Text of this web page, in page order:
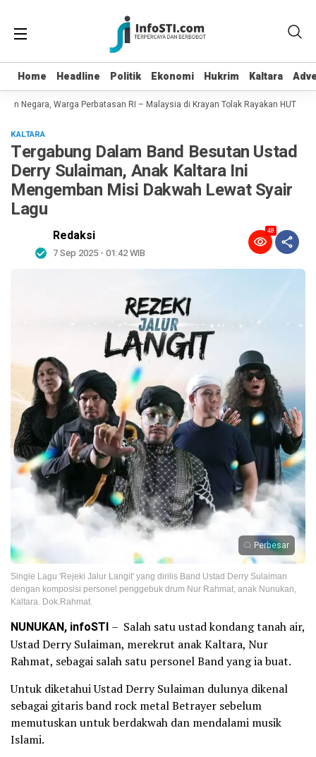
Home Headline Politik Ekonomi Hukrim Kaltara
Home Headline Politik Ekonomi Hukrim Kaltara
Negara, Warga Perbatasan RI – Malaysia di Krayan Tolak Rayakan HUT RI 81
KALTARA
Tergabung Dalam Band Besutan Ustad
Derry Sulaiman, Anak Kaltara Ini
Mengemban Misi Dakwah Lewat Syair
Lagu
Redaksi
7 Sep 2025 - 01:42 WIB
48
Perbesar
Single Lagu 'Rejeki Jalur Langit' yang dirilis Band Ustad Derry Sulaiman
dengan komposisi personel penggebuk drum Nur Rahmat, anak Nunukan,
Kaltara. Dok.Rahmat.
NUNUKAN, infoSTI – Salah satu ustad kondang tanah air,
Ustad Derry Sulaiman, merekrut anak Kaltara, Nur
Rahmat, sebagai salah satu personel Band yang ia buat.
Untuk diketahui Ustad Derry Sulaiman dulunya dikenal
sebagai gitaris band rock metal Betrayer sebelum
memutuskan untuk berdakwah dan mendalami musik
Islami.